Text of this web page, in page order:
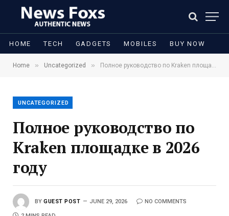
HOME TECH GADGETS MOBILES BUY NOW
Home » Uncategorized » Полное руководство по Kraken площадке в 2026 году
UNCATEGORIZED
Полное руководство по
Kraken площадке в 2026
году
BY GUEST POST JUNE 29, 2026 NO COMMENTS